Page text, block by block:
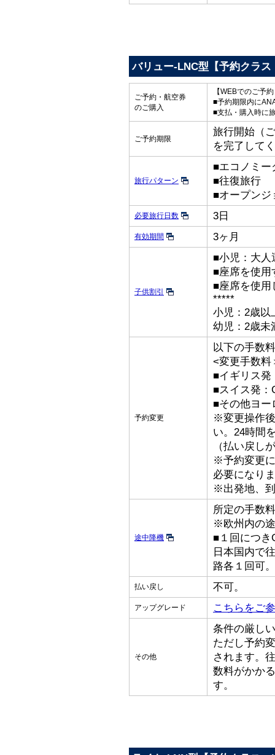
バリュー-LNC型【予約クラス
ご予約・航空券
のご購入
【WEBでのご予
■予約期限内に
■支払・購入時に
ご予約期限
旅行開始（
を完了して
旅行パターン
■エコノミー
■往復旅行
■オープンジ
必要旅行日数 3日
有効期間 3ヶ月
子供割引
■小児：大人
■座席を使用
■座席を使用
*****
小児：2歳以
幼児：2歳未
予約変更
以下の手数
<変更手数料
■イギリス発
■スイス発：
■その他ヨー
※変更操作
い。24時間
（払い戻し
※予約変更
必要になり
※出発地、
途中降機
所定の手数
※欧州内の
■１回につき
日本国内で
路各１回可。
払い戻し 不可。
アップグレード こちらをご
その他
条件の厳し
ただし予約
されます。
数料がかか
す。